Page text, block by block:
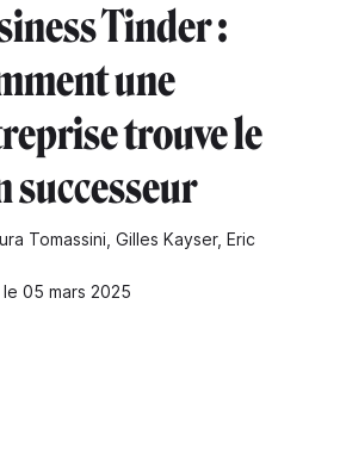
Tinder :
une
trouve le
successeur
Tomassini, Gilles Kayser, Eric
05 mars 2025